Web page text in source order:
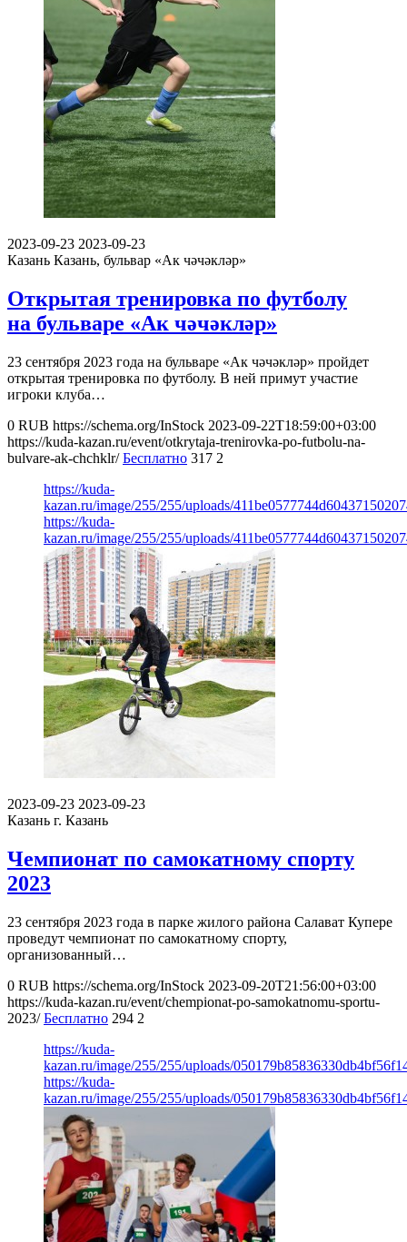
2023-09-23 2023-09-23
Казань Казань, бульвар «Ак чәчәкләр»
Открытая тренировка по футболу
на бульваре «Ак чәчәкләр»
23 сентября 2023 года на бульваре «Ак чәчәкләр» пройдет
открытая тренировка по футболу. В ней примут участие
игроки клуба…
0 RUB https://schema.org/InStock 2023-09-22T18:59:00+03:00
https://kuda-kazan.ru/event/otkrytaja-trenirovka-po-futbolu-na-
bulvare-ak-chchklr/ Бесплатно 317 2
https://kuda-
kazan.ru/image/255/255/uploads/
https://kuda-
kazan.ru/image/255/255/uploads/
2023-09-23 2023-09-23
Казань г. Казань
Чемпионат по самокатному спорту
2023
23 сентября 2023 года в парке жилого района Салават Купере
проведут чемпионат по самокатному спорту,
организованный…
0 RUB https://schema.org/InStock 2023-09-20T21:56:00+03:00
https://kuda-kazan.ru/event/chempionat-po-samokatnomu-sportu-
2023/ Бесплатно 294 2
https://kuda-
kazan.ru/image/255/255/uploads/
https://kuda-
kazan.ru/image/255/255/uploads/